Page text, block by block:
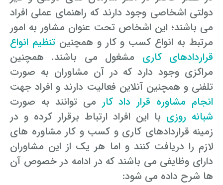
دولتی اشخاصی وجود دارند که راهنمای عملی افراد
می باشند؛ این اشخاص تحت عنوان مشاور به امور
مرتبط به انواع کسب و کار و همچنینتنظیم انواع
قراردادهای کاری مشغول می باشند. همچنین
مراکزی وجود دارد که در آن مشاوران به صورت
تلفنی و همچنین آنلاین فعالیت دارند و افراد جهت
انجام مشاوره قرار داد کار می توانند به صورت
شبانه روزی با این افراد ارتباط برقرار کرده و در
زمینه قراردادهای کاری و کسب و کار مشاوره های
لازم را دریافت کنند و اما هر یک از این مشاوران
دارای وظایفی می باشند که در ادامه در خصوص آن
ها شرح داده می شود: